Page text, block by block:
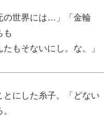
の世界には…」「金輪
も
もそないにし。な。」
にした糸子。「どない